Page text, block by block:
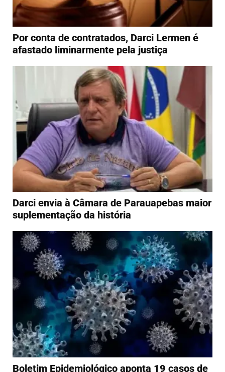
Por conta de contratados, Darci Lermen é
afastado liminarmente pela justiça
Darci envia à Câmara de Parauapebas maior
suplementação da história
Boletim Epidemiológico aponta 19 casos de